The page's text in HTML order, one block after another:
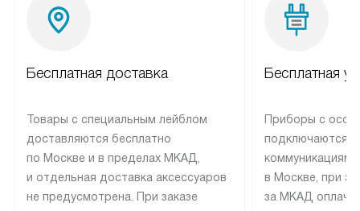
Бесплатная доставка
Товары с специальным лейблом
доставляются бесплатно
по Москве и в пределах МКАД,
и отдельная доставка аксессуаров
не предусмотрена. При заказе
Бесплатная
Приборы с
подключаются к
коммуникациям
в Москве, при
за МКАД